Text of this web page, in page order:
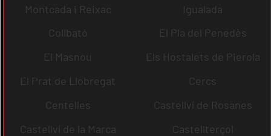
Montcada i Reixac
Igualada
Collbató
El Pla del Penedès
El Masnou
Els Hostalets de Pierola
El Prat de Llobregat
Cercs
Centelles
Castellví de Rosanes
Castellví de la Marca
Castellterçol